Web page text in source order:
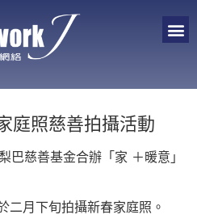
庭照慈善拍攝活動
巴慈善基金合辦「家 ＋暖意」
二月下旬拍攝新春家庭照。